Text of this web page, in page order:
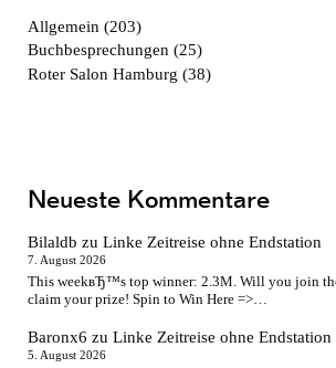
Allgemein (203)
Buchbesprechungen (25)
Roter Salon Hamburg (38)
Neueste Kommentare
Bilaldb zuLinke Zeitreise ohne Endstation
7. August 2026
This weekвЂ™s top winner: 2.3M. Will you join
claim your prize! Spin to Win Here =>…
Baronx6 zuLinke Zeitreise ohne Endstation
5. August 2026